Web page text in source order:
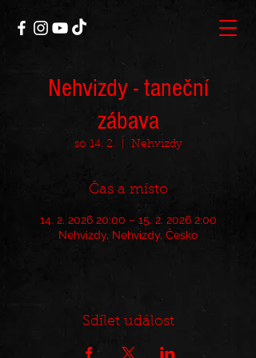
Nehvizdy - taneční
zábava
so 14. 2. Nehvizdy
Čas a místo
14. 2. 2026 20:00 – 15. 2. 2026 2:00
Nehvizdy, Nehvizdy, Česko
Sdílet událost